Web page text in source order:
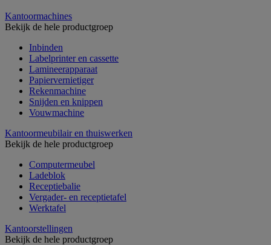
Kantoormachines
Bekijk de hele productgroep
Inbinden
Labelprinter en cassette
Lamineerapparaat
Papiervernietiger
Rekenmachine
Snijden en knippen
Vouwmachine
Kantoormeubilair en thuiswerken
Bekijk de hele productgroep
Computermeubel
Ladeblok
Receptiebalie
Vergader- en receptietafel
Werktafel
Kantoorstellingen
Bekijk de hele productgroep